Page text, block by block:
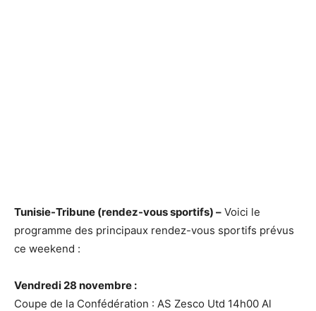
Tunisie-Tribune (rendez-vous sportifs) – Voici le
programme des principaux rendez-vous sportifs prévus
ce weekend :
Vendredi 28 novembre :
Coupe de la Confédération : AS Zesco Utd 14h00 Al